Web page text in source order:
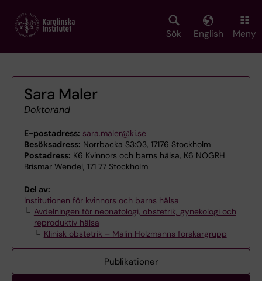
main
Sök English Meny
Sara Maler
Doktorand
E-postadress: sara.maler@ki.se
Besöksadress: Norrbacka S3:03, 17176 Stockholm
Postadress: K6 Kvinnors och barns hälsa, K6 NOGRH
Brismar Wendel, 171 77 Stockholm
Del av:
Institutionen för kvinnors och barns hälsa
Avdelningen för neonatologi, obstetrik, gynekologi och
reproduktiv hälsa
Klinisk obstetrik – Malin Holzmanns forskargrupp
Publikationer